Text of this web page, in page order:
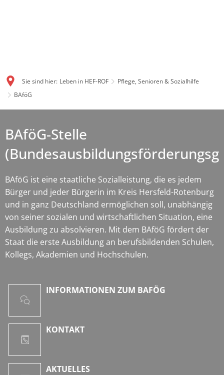
Sie sind hier: Leben in HEF-ROF
Pflege, Senioren & Sozialhilfe
BAföG
BAföG-Stelle
BAföG ist eine staatliche Sozialleistung, die es jedem
Bürger und jeder Bürgerin im Kreis Hersfeld-Rotenburg
und in ganz Deutschland ermöglichen soll, unabhängig
von seiner sozialen und wirtschaftlichen Situation, eine
Ausbildung zu absolvieren. Mit dem BAföG fördert der
Staat die erste Ausbildung an berufsbildenden Schulen,
Kollegs, Akademien und Hochschulen.
INFORMATIONEN ZUM BAFÖG
KONTAKT
AKTUELLES